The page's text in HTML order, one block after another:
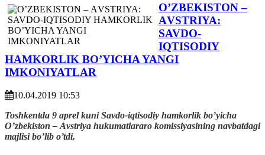
O’ZBEKISTON –
АVSTRIYA:
SAVDO-
IQTISODIY
HAMKORLIK BO’YICHA YANGI
IMKONIYATLAR
10.04.2019 10:53
Toshkentda 9 aprel kuni Savdo-iqtisodiy hamkorlik bo’yicha
O’zbekiston – Аvstriya hukumatlararo komissiyasining navbatdagi
majlisi bo’lib o’tdi.